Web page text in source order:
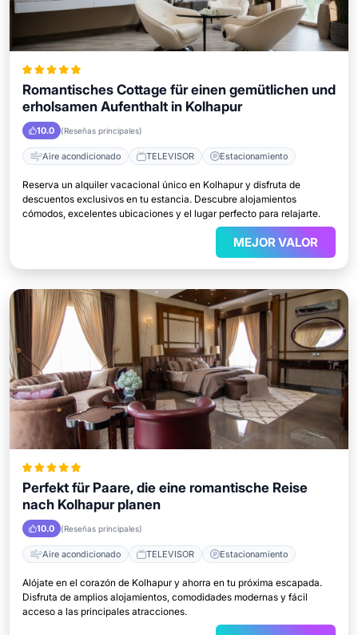
Romantisches Cottage für einen gemütlichen und
erholsamen Aufenthalt in Kolhapur
10.0 (Reseñas principales)
Aire acondicionado TELEVISOR Estacionamiento
Reserva un alquiler vacacional único en Kolhapur y disfruta de
descuentos exclusivos en tu estancia. Descubre alojamientos
cómodos, excelentes ubicaciones y el lugar perfecto para relajarte.
MEJOR VALOR
Perfekt für Paare, die eine romantische Reise
nach Kolhapur planen
10.0 (Reseñas principales)
Aire acondicionado TELEVISOR Estacionamiento
Alójate en el corazón de Kolhapur y ahorra en tu próxima escapada.
Disfruta de amplios alojamientos, comodidades modernas y fácil
acceso a las principales atracciones.